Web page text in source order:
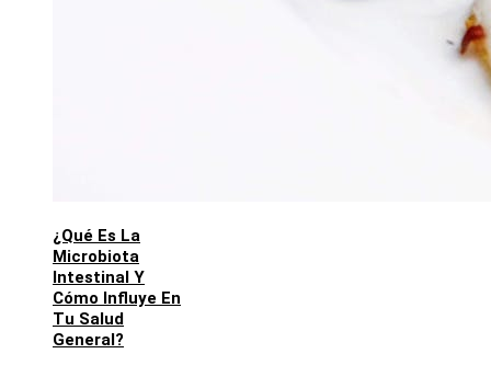
¿Qué Es La
Microbiota
Intestinal Y
Cómo Influye En
Tu Salud
General?